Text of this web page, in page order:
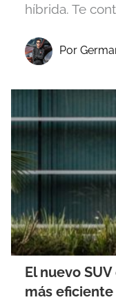
híbrida. Te
Por
El nuevo
más